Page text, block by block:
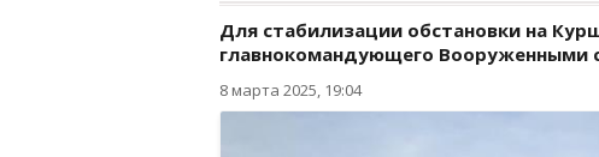
Для стабилизации обстановки на
главнокомандующего Вооруженными
8 марта 2025, 19:04